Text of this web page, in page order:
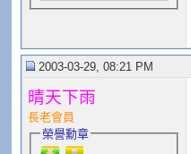
2003-03-29, 08:21 PM
晴天下雨
長老會員
榮譽勳章